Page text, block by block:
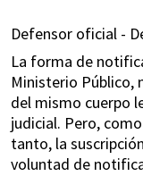
Defensor oficial -
La forma de
Ministerio Público,
del mismo cuerpo
judicial. Pero,
tanto, la
voluntad de